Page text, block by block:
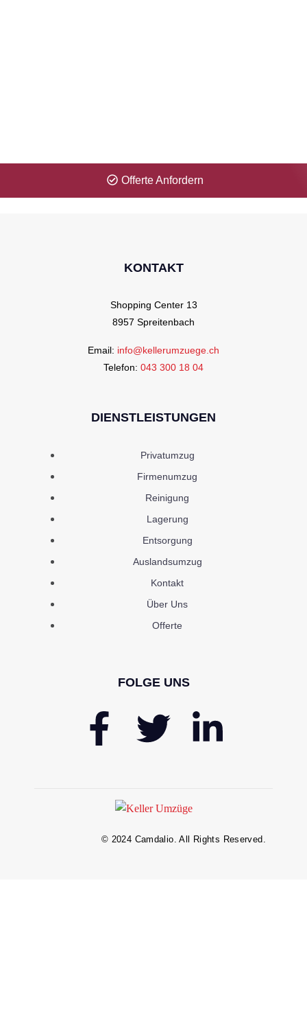
Offerte Anfordern
KONTAKT
Shopping Center 13
8957 Spreitenbach
Email: info@kellerumzuege.ch
Telefon: 043 300 18 04
DIENSTLEISTUNGEN
Privatumzug
Firmenumzug
Reinigung
Lagerung
Entsorgung
Auslandsumzug
Kontakt
Über Uns
Offerte
FOLGE UNS
© 2024 Camdalio. All Rights Reserved.